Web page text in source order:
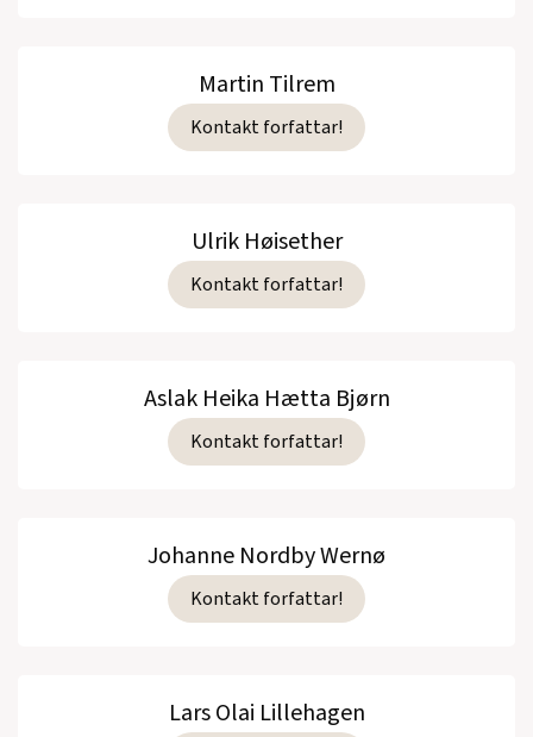
Martin Tilrem
Kontakt forfattar!
Ulrik Høisether
Kontakt forfattar!
Aslak Heika Hætta Bjørn
Kontakt forfattar!
Johanne Nordby Wernø
Kontakt forfattar!
Lars Olai Lillehagen